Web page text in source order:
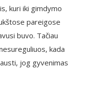
kuri iki gimdymo
pareigose
buvo. Tačiau
kada
jog gyvenimas